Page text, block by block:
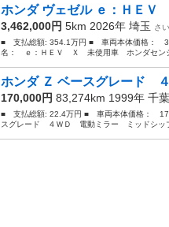
ホンダ ヴェゼル ｅ：ＨＥ
3,462,000円 5km 2026年 埼玉 さ
■ 支払総額: 354.1万円 ■ 車両本体価格：
名： ｅ：ＨＥＶ Ｘ 未使用車 ホンダセン
ホンダ Ｚ ベースグレード
170,000円 83,274km 1999年 千葉
■ 支払総額: 22.4万円 ■ 車両本体価格：
スグレード ４ＷＤ 電動ミラー ミッドシ